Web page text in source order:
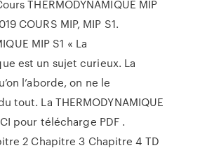
THERMODYNAMIQUE MIP
COURS MIP, MIP S1.
MIP S1 « La
est un sujet curieux. La
l’aborde, on ne le
tout. La THERMODYNAMIQUE
pour télécharge PDF .
2 Chapitre 3 Chapitre 4 TD